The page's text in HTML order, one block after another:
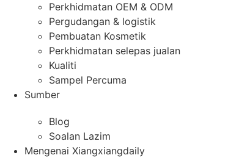
Perkhidmatan OEM & ODM
Pergudangan & logistik
Pembuatan Kosmetik
Perkhidmatan selepas jualan
Kualiti
Sampel Percuma
Sumber
Blog
Soalan Lazim
Mengenai Xiangxiangdaily